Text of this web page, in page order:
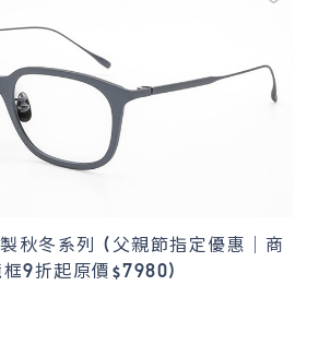
秋冬系列 (父親節指定優惠｜商
9折起原價$7980)